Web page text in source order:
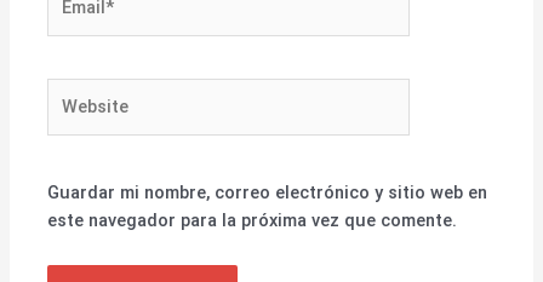
Guardar mi nombre, correo electrónico y sitio web en
este navegador para la próxima vez que comente.